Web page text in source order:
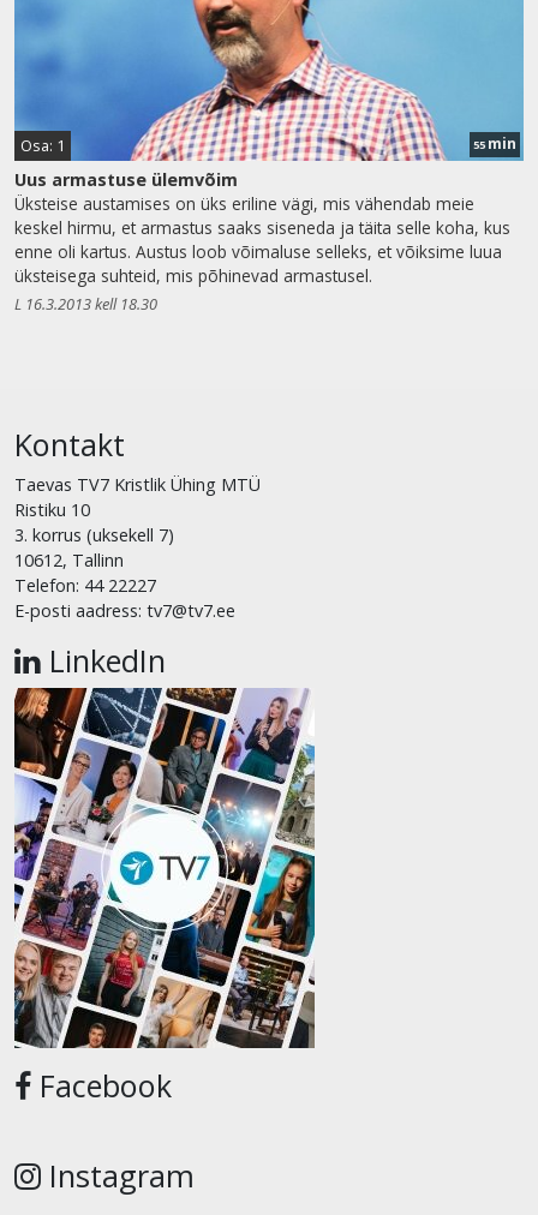
Osa: 1 55 min
Uus armastuse ülemvõim
Üksteise austamises on üks eriline vägi, mis vähendab meie
keskel hirmu, et armastus saaks siseneda ja täita selle koha, kus
enne oli kartus. Austus loob võimaluse selleks, et võiksime luua
üksteisega suhteid, mis põhinevad armastusel.
L 16.3.2013 kell 18.30
Kontakt
Taevas TV7 Kristlik Ühing MTÜ
Ristiku 10
3. korrus (uksekell 7)
10612, Tallinn
Telefon: 44 22227
E-posti aadress: tv7@tv7.ee
LinkedIn
Facebook
Instagram